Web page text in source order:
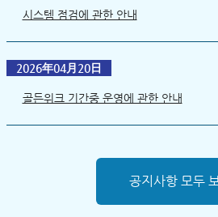
시스템 점검에 관한 안내
2026年04月20日
골든위크 기간중 운영에 관한 안내
공지사항 모두